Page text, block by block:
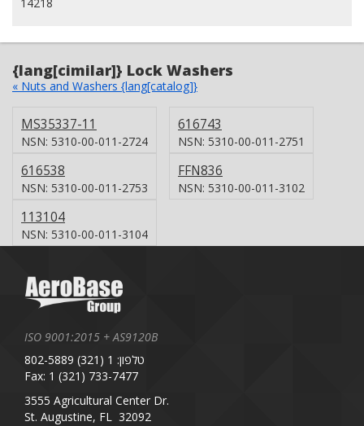
14218
{lang[cimilar]} Lock Washers
« Nuts and Washers {lang[catalog]}
MS35337-11
NSN: 5310-00-011-2724
616743
NSN: 5310-00-011-2751
616538
NSN: 5310-00-011-2753
FFN836
NSN: 5310-00-011-3102
113104
NSN: 5310-00-011-3104
ISO 9001:2015 + AS9120B
טלפון: 1 (321) 802-5889
Fax: 1 (321) 733-7477
3555 Agricultural Center Dr.
St. Augustine, FL 32092